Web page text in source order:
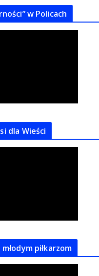
w Policach
dla Wieści
piłkarzom